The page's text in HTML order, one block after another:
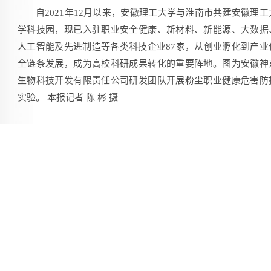
自2021年12月以来，安徽理工大学与淮南市共建安徽理工
学科技园，现已入驻职业安全健康、新材料、新能源、大数据
人工智能及先进制造等各类科技企业87家，从创业孵化到产业
全链条发展，成为高校科研成果转化的重要阵地。图为安徽神
生物科技开发有限责任公司研发团队开展粉尘职业健康危害防
实验。 本报记者 陈 彬 摄